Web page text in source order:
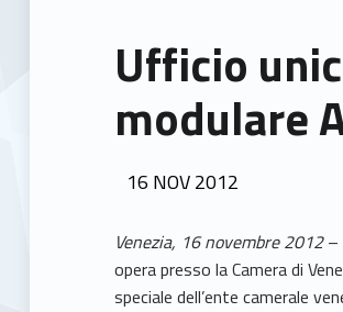
Ufficio
modulare
POSTED ON:
16 NOV2012
Venezia, 16 novembre 2012–
opera presso la Camera di
speciale dell’ente camerale